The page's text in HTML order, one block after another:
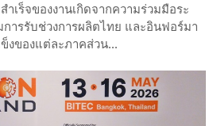
ำเร็จของงานเกิดจากความร่วมมือระ
การรับช่วงการผลิตไทย และอินฟอร์มา
งของแต่ละภาคส่วน...